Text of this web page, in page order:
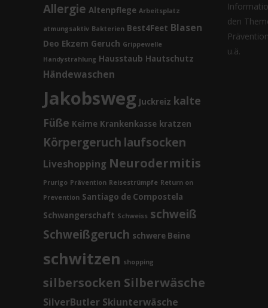
Allergie Altenpflege Arbeitsplatz
atmungsaktiv Bakterien Best4Feet Blasen
Deo Ekzem Geruch Grippewelle
Handystrahlung Hausstaub Hautschutz
Händewaschen
Jakobsweg Juckreiz kalte
Füße Keime Krankenkasse kratzen
Körpergeruch laufsocken
Liveshopping Neurodermitis
Prurigo Prävention Reisestrümpfe Return on
Prevention Santiago de Compostela
Schwangerschaft Schweiss schweiß
Schweißgeruch schwere Beine
schwitzen shopping
silbersocken Silberwäsche
SilverButler Skiunterwäsche
den
u.ä.